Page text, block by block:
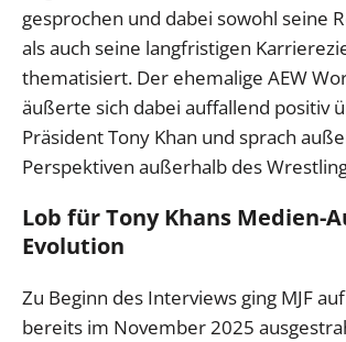
gesprochen und dabei sowohl seine
als auch seine langfristigen
thematisiert. Der ehemalige AEW
äußerte sich dabei auffallend positiv
Präsident Tony Khan und sprach
Perspektiven außerhalb des
Lob für Tony Khans Medien-
Evolution
Zu Beginn des Interviews ging MJF
bereits im November 2025